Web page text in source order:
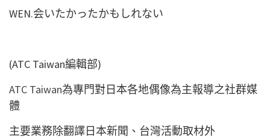
WEN.会いたかったかもしれない
(ATC Taiwan編輯部)
ATC Taiwan為專門對日本各地偶像為主報導之社群媒
體
主要業務除翻譯日本新聞、台灣活動取材外